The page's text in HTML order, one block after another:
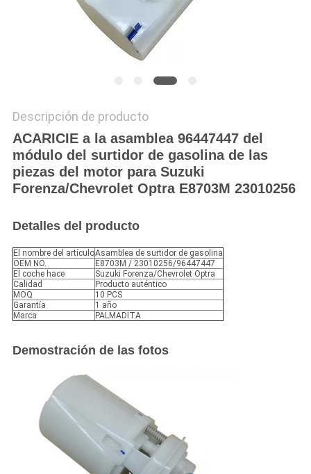
Descripción de producto
ACARICIE a la asamblea 96447447 del
módulo del surtidor de gasolina de las
piezas del motor para Suzuki
Forenza/Chevrolet Optra E8703M 23010256
Detalles del producto
El nombre del artículoAsamblea de surtidor de gasolina
OEM NO.
E8703M / 23010256/96447447
El coche hace
Suzuki Forenza/Chevrolet Optra
Calidad
Producto auténtico
MOQ
10 PCS
Garantía
1 año
Marca
PALMADITA
Demostración de las fotos